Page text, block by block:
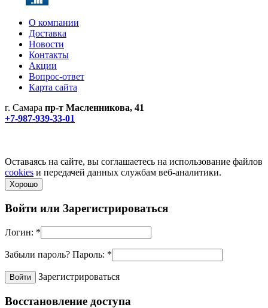
О компании
Доставка
Новости
Контакты
Акции
Вопрос-ответ
Карта сайта
г. Самара пр-т Масленникова, 41
+7-987-939-33-01
Оставаясь на сайте, вы соглашаетесь на использование файлов
cookies и передачей данных службам веб-аналитики.
Хорошо
Войти или Зарегистрироваться
Логин: *
Забыли пароль? Пароль: *
Зарегистрироваться
Восстановление доступа